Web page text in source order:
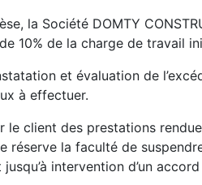
la Société DOMTY
10% de la charge de travail
et évaluation de
à effectuer.
le client des prestations
réserve la faculté de
intervention d’un